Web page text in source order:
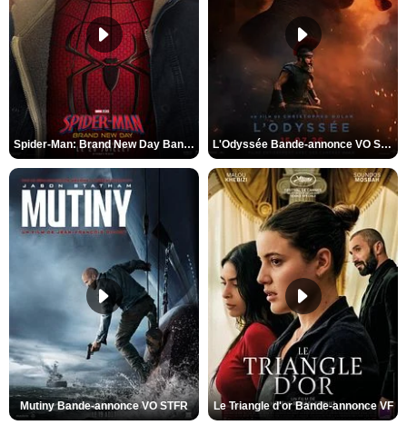
Spider-Man: Brand New Day Bande-annonce VO STFR L'Odyssée Bande-annonce VO STFR
Mutiny Bande-annonce VO STFR Le Triangle d'or Bande-annonce VF